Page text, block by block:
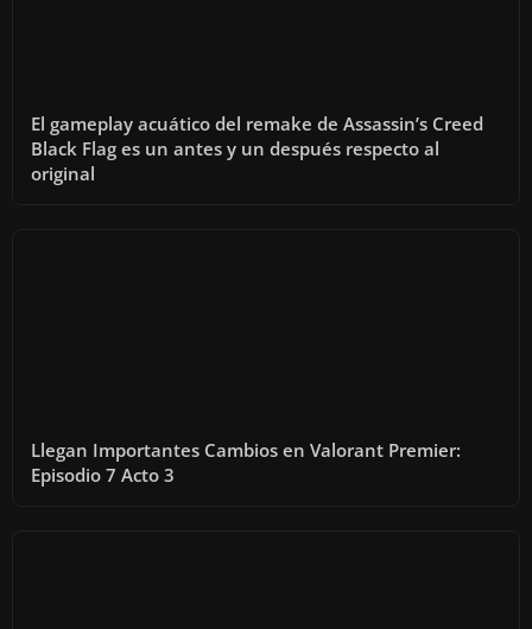
El gameplay acuático del remake de Assassin’s Creed
Black Flag es un antes y un después respecto al
original
Llegan Importantes Cambios en Valorant Premier:
Episodio 7 Acto 3